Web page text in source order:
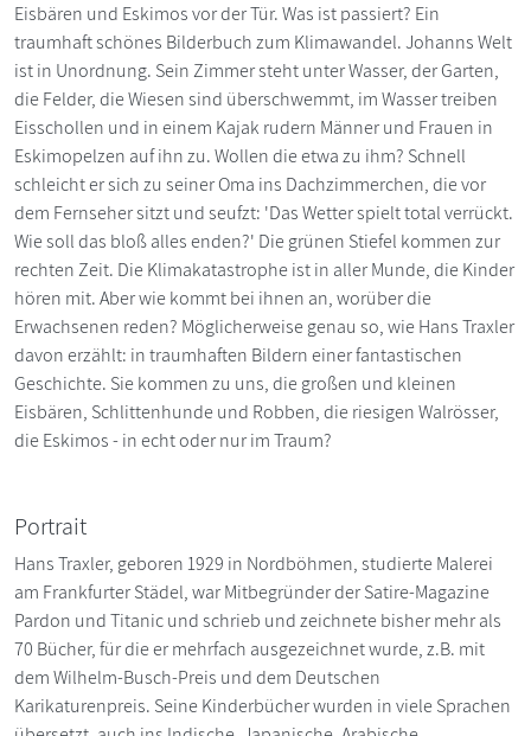
Eisbären und Eskimos vor der Tür. Was ist passiert? Ein
traumhaft schönes Bilderbuch zum Klimawandel. Johanns Welt
ist in Unordnung. Sein Zimmer steht unter Wasser, der Garten,
die Felder, die Wiesen sind überschwemmt, im Wasser treiben
Eisschollen und in einem Kajak rudern Männer und Frauen in
Eskimopelzen auf ihn zu. Wollen die etwa zu ihm? Schnell
schleicht er sich zu seiner Oma ins Dachzimmerchen, die vor
dem Fernseher sitzt und seufzt: 'Das Wetter spielt total verrückt.
Wie soll das bloß alles enden?' Die grünen Stiefel kommen zur
rechten Zeit. Die Klimakatastrophe ist in aller Munde, die Kinder
hören mit. Aber wie kommt bei ihnen an, worüber die
Erwachsenen reden? Möglicherweise genau so, wie Hans Traxler
davon erzählt: in traumhaften Bildern einer fantastischen
Geschichte. Sie kommen zu uns, die großen und kleinen
Eisbären, Schlittenhunde und Robben, die riesigen Walrösser,
die Eskimos - in echt oder nur im Traum?
Portrait
Hans Traxler, geboren 1929 in Nordböhmen, studierte Malerei
am Frankfurter Städel, war Mitbegründer der Satire-Magazine
Pardon und Titanic und schrieb und zeichnete bisher mehr als
70 Bücher, für die er mehrfach ausgezeichnet wurde, z.B. mit
dem Wilhelm-Busch-Preis und dem Deutschen
Karikaturenpreis. Seine Kinderbücher wurden in viele Sprachen